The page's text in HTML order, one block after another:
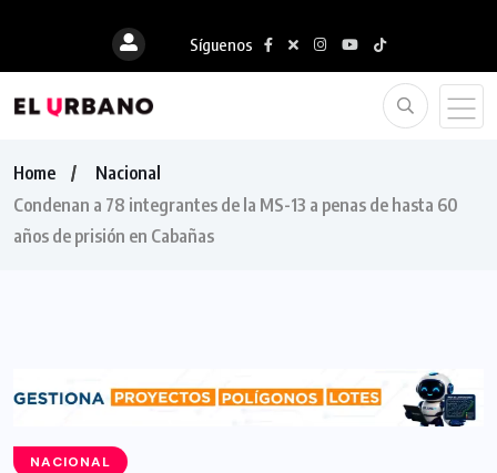
Síguenos
Home
Nacional
Condenan a 78 integrantes de la MS-13 a penas de hasta 60
años de prisión en Cabañas
NACIONAL